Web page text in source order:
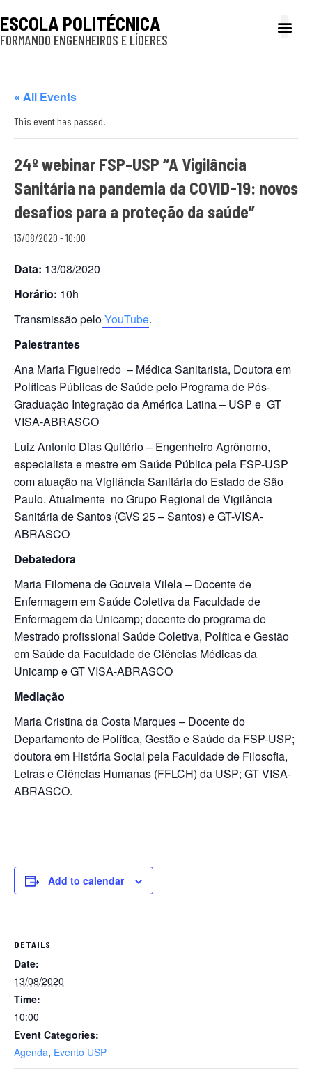
ESCOLA POLITÉCNICA
FORMANDO ENGENHEIROS E LÍDERES
« All Events
This event has passed.
24º webinar FSP-USP “A Vigilância
Sanitária na pandemia da COVID-19: novos
desafios para a proteção da saúde”
13/08/2020 - 10:00
Data: 13/08/2020
Horário: 10h
Transmissão peloYouTube.
Palestrantes
Ana Maria Figueiredo – Médica Sanitarista, Doutora em
Políticas Públicas de Saúde pelo Programa de Pós-
Graduação Integração da América Latina – USP e GT
VISA-ABRASCO
Luiz Antonio Dias Quitério – Engenheiro Agrônomo,
especialista e mestre em Saúde Pública pela FSP-USP
com atuação na Vigilância Sanitária do Estado de São
Paulo. Atualmente no Grupo Regional de Vigilância
Sanitária de Santos (GVS 25 – Santos) e GT-VISA-
ABRASCO
Debatedora
Maria Filomena de Gouveia Vilela – Docente de
Enfermagem em Saúde Coletiva da Faculdade de
Enfermagem da Unicamp; docente do programa de
Mestrado profissional Saúde Coletiva, Política e Gestão
em Saúde da Faculdade de Ciências Médicas da
Unicamp e GT VISA-ABRASCO
Mediação
Maria Cristina da Costa Marques – Docente do
Departamento de Política, Gestão e Saúde da FSP-USP;
doutora em História Social pela Faculdade de Filosofia,
Letras e Ciências Humanas (FFLCH) da USP; GT VISA-
ABRASCO.
Add to calendar
DETAILS
Date:
13/08/2020
Time:
10:00
Event Categories:
Agenda, Evento USP